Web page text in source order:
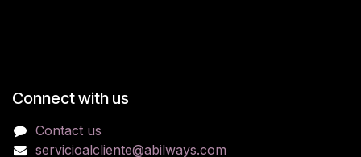
Connect with us
Contact us
servicioalcliente@abilways.com